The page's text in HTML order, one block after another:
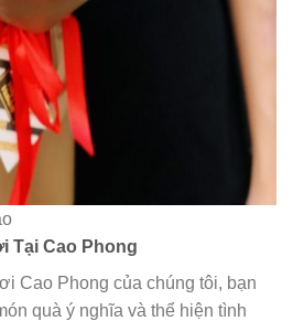
Tại Cao Phong
Cao Phong của chúng tôi, bạn
quà ý nghĩa và thể hiện tình